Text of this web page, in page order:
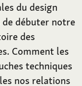
du design
de débuter notre
des
Comment les
techniques
nos relations